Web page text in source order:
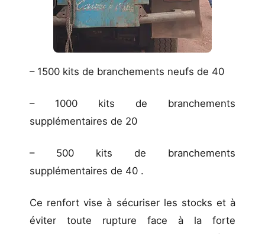
– 1500 kits de branchements neufs de 40
– 1000 kits de branchements
supplémentaires de 20
– 500 kits de branchements
supplémentaires de 40 .
Ce renfort vise à sécuriser les stocks et à
éviter toute rupture face à la forte